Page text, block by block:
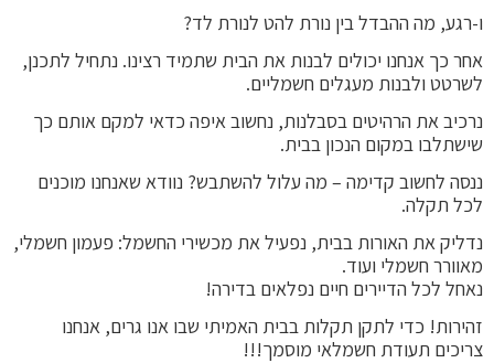
ו-רגע, מה ההבדל בין נורת להט לנורת לד?
אחר כך אנחנו יכולים לבנות את הבית שתמיד רצינו. נתחיל לתכנן,
לשרטט ולבנות מעגלים חשמליים.
נרכיב את הרהיטים בסבלנות, נחשוב איפה כדאי למקם אותם כך
שישתלבו במקום הנכון בבית.
ננסה לחשוב קדימה – מה עלול להשתבש? נוודא שאנחנו מוכנים
לכל תקלה.
נדליק את האורות בבית, נפעיל את מכשירי החשמל: פעמון חשמלי,
מאוורר חשמלי ועוד.
נאחל לכל הדיירים חיים נפלאים בדירה!
זהירות! כדי לתקן תקלות בבית האמיתי שבו אנו גרים, אנחנו
צריכים תעודת חשמלאי מוסמך!!!